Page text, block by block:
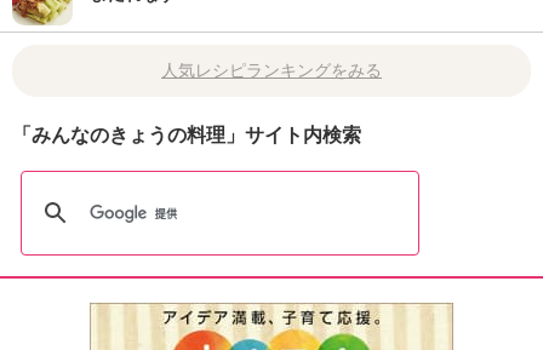
人気レシピランキングをみる
「みんなのきょうの料理」サイト内検索